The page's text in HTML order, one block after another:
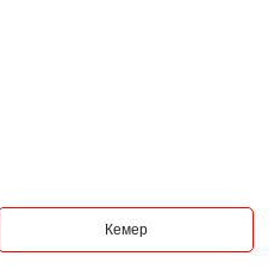
Кемер